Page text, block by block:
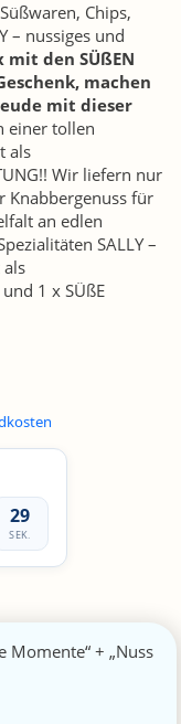
Chips,
– nussiges und
mit den SÜßEN
machen
mit dieser
einer tollen
als
Wir liefern nur
Knabbergenuss für
an edlen
SALLY –
und 1 x SÜßE
29
SEK.
Momente“ + „Nuss